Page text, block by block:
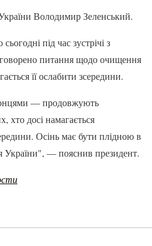
Володимир Зеленський.
під час зустрічі з
питання щодо очищення
її ослабити зсередини.
— продовжують
хто досі намагається
Осінь має бути плідною в
— пояснив президент.